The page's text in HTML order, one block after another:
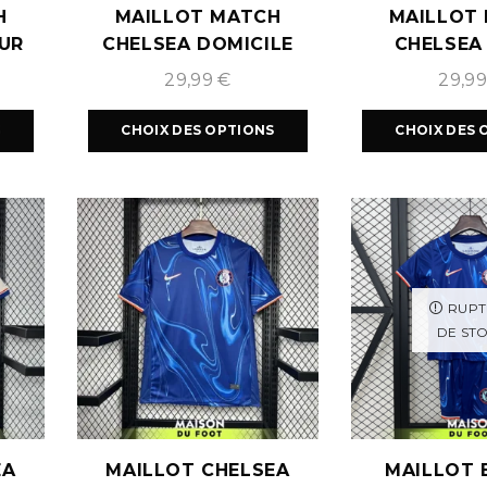
MAILLOT MATCH
CHELSEA DOMICILE
2024/2025
29,99€
CHOIX DES OPTIONS
MAILLOT
2024/
CHOIX DES
MAILLOT CHELSEA
DE
MAILLOT